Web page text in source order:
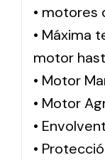
• motores
• Máxima
motor
• Motor
• Motor
•
•